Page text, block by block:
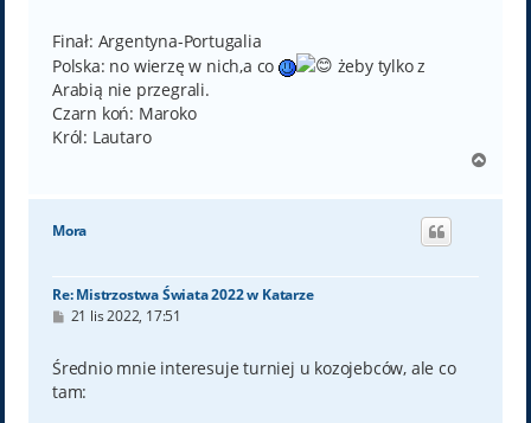
t
Finał: Argentyna-Portugalia
Polska: no wierzę w nich,a co
żeby tylko z
Arabią nie przegrali.
Czarn koń: Maroko
Król: Lautaro
g
Mora
Re: Mistrzostwa Świata 2022 w Katarze
P
t
21 lis 2022, 17:51
Średnio mnie interesuje turniej u kozojebców, ale co
tam: